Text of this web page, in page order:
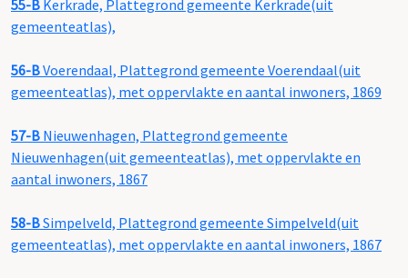
55-B Kerkrade, Plattegrond gemeente Kerkrade(uit
gemeenteatlas),
56-BVoerendaal, Plattegrond gemeente Voerendaal(uit
gemeenteatlas), met oppervlakte en aantal inwoners, 1869
57-B Nieuwenhagen, Plattegrond gemeente
Nieuwenhagen(uit gemeenteatlas), met oppervlakte en
aantal inwoners, 1867
58-BSimpelveld, Plattegrond gemeente Simpelveld(uit
gemeenteatlas), met oppervlakte en aantal inwoners, 1867